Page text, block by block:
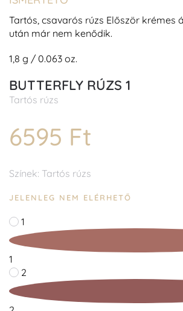
Tartós, csavarós rúzs Először krémes
után már nem kenődik.
1,8 g / 0.063 oz.
BUTTERFLY RÚZS 1
Tartós rúzs
6595 Ft
Színek: Tartós rúzs
JELENLEG NEM ELÉRHETŐ
1
1
2